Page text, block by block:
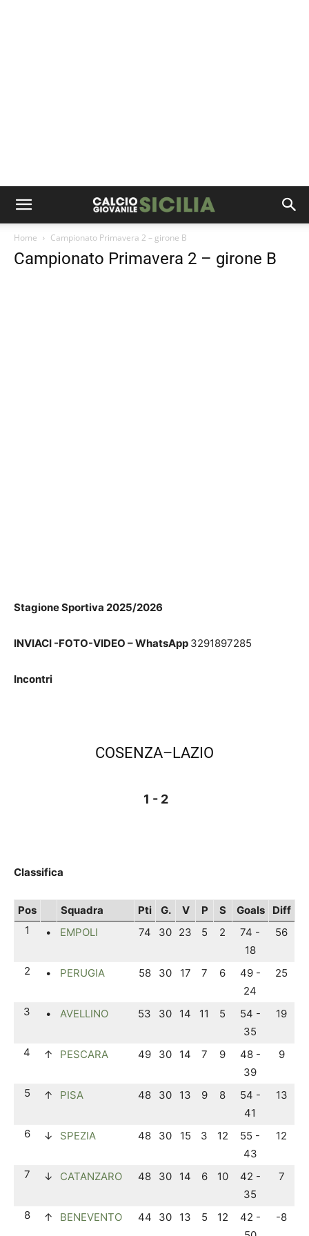
Home Campionato Primavera 2 – girone B
Campionato Primavera 2 – girone B
Stagione Sportiva 2025/2026
INVIACI -FOTO-VIDEO – WhatsApp 3291897285
Incontri
COSENZA–LAZIO
1 - 2
Classifica
Pos Squadra Pti G. V P S Goals
Diff
1
• EMPOLI 74 30 23 5 2
74 -
18
56
2 • PERUGIA 58 30 17 7 6
49 -
24
25
3 • AVELLINO 53 30 14 11 5
54 -
35
19
4 ↑ PESCARA 49 30 14 7 9
48 -
39
9
5 ↑ PISA 48 30 13 9 8
54 -
41
13
6 ↓ SPEZIA 48 30 15 3 12
55 -
43
12
7 ↓ CATANZARO 48 30 14 6 10
42 -
35
7
8 ↑ BENEVENTO 44 30 13 5 12
42 -
-8